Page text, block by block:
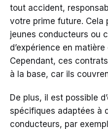
tout accident,
votre prime future. Cela
jeunes conducteurs ou
d’expérience en matière
Cependant, ces
à la base, car ils
De plus, il est possible
spécifiques adaptées à
conducteurs, par